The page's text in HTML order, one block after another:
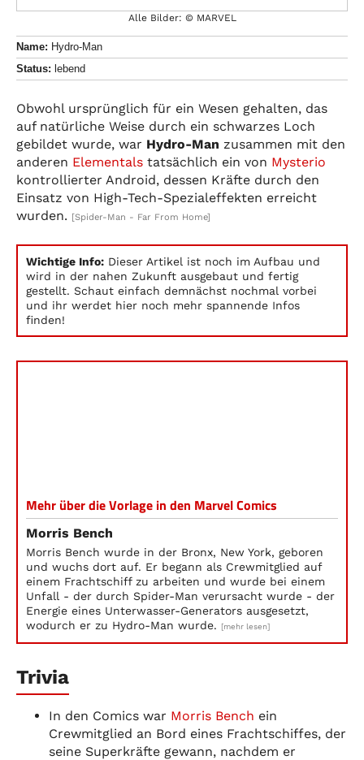
Alle Bilder: © MARVEL
Name: Hydro-Man
Status: lebend
Obwohl ursprünglich für ein Wesen gehalten, das
auf natürliche Weise durch ein schwarzes Loch
gebildet wurde, war Hydro-Man zusammen mit den
anderen Elementals tatsächlich ein von Mysterio
kontrollierter Android, dessen Kräfte durch den
Einsatz von High-Tech-Spezialeffekten erreicht
wurden. [Spider-Man - Far From Home]
Wichtige Info: Dieser Artikel ist noch im Aufbau und
wird in der nahen Zukunft ausgebaut und fertig
gestellt. Schaut einfach demnächst nochmal vorbei
und ihr werdet hier noch mehr spannende Infos
finden!
Mehr über die Vorlage in den Marvel Comics
Morris Bench
Morris Bench wurde in der Bronx, New York, geboren
und wuchs dort auf. Er begann als Crewmitglied auf
einem Frachtschiff zu arbeiten und wurde bei einem
Unfall - der durch Spider-Man verursacht wurde - der
Energie eines Unterwasser-Generators ausgesetzt,
wodurch er zu Hydro-Man wurde.
[mehr lesen]
Trivia
In den Comics war Morris Bench ein
Crewmitglied an Bord eines Frachtschiffes, der
seine Superkräfte gewann, nachdem er